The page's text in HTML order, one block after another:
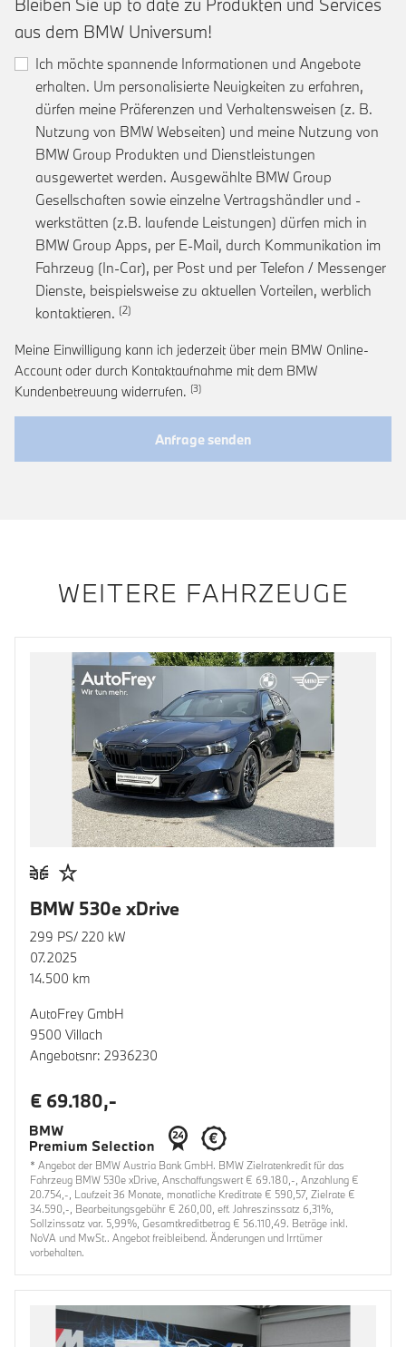
Bleiben Sie up to date zu Produkten und Services
aus dem BMW Universum!
Ich möchte spannende Informationen und Angebote
erhalten. Um personalisierte Neuigkeiten zu erfahren,
dürfen meine Präferenzen und Verhaltensweisen (z. B.
Nutzung von BMW Webseiten) und meine Nutzung von
BMW Group Produkten und Dienstleistungen
ausgewertet werden. Ausgewählte BMW Group
Gesellschaften sowie einzelne Vertragshändler und -
werkstätten (z.B. laufende Leistungen) dürfen mich in
BMW Group Apps, per E-Mail, durch Kommunikation im
Fahrzeug (In-Car), per Post und per Telefon / Messenger
Dienste, beispielsweise zu aktuellen Vorteilen, werblich
kontaktieren. Link zur Fußnote: Einwilligung zur
Meine Einwilligung kann ich jederzeit über mein BMW Online-
Account oder durch Kontaktaufnahme mit dem BMW
Kundenbetreuung widerrufen. Link zur Fußnote: Widerruf der
Anfrage senden
WEITERE FAHRZEUGE
BMW 530e xDrive
299 PS/ 220 kW
07.2025
14.500 km
AutoFrey GmbH
9500 Villach
Angebotsnr: 2936230
€ 69.180,-
* Angebot der BMW Austria Bank GmbH. BMW Zielratenkredit für das
Fahrzeug BMW 530e xDrive, Anschaffungswert € 69.180,-, Anzahlung €
20.754,-, Laufzeit 36 Monate, monatliche Kreditrate € 590,57, Zielrate €
34.590,-, Bearbeitungsgebühr € 260,00, eff. Jahreszinssatz 6,31%,
Sollzinssatz var. 5,99%, Gesamtkreditbetrag € 56.110,49. Beträge inkl.
NoVA und MwSt.. Angebot freibleibend. Änderungen und Irrtümer
vorbehalten.